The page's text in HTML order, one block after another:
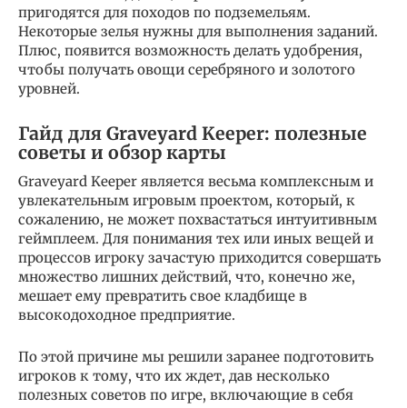
пригодятся для походов по подземельям.
Некоторые зелья нужны для выполнения заданий.
Плюс, появится возможность делать удобрения,
чтобы получать овощи серебряного и золотого
уровней.
Гайд для Graveyard Keeper: полезные
советы и обзор карты
Graveyard Keeper является весьма комплексным и
увлекательным игровым проектом, который, к
сожалению, не может похвастаться интуитивным
геймплеем. Для понимания тех или иных вещей и
процессов игроку зачастую приходится совершать
множество лишних действий, что, конечно же,
мешает ему превратить свое кладбище в
высокодоходное предприятие.
По этой причине мы решили заранее подготовить
игроков к тому, что их ждет, дав несколько
полезных советов по игре, включающие в себя